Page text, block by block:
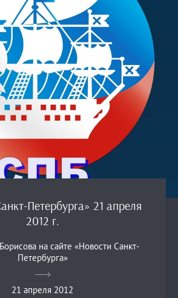
Петербурга» 21 апреля
2012 г.
на сайте «Новости Санкт-
Петербурга»
21 апреля 2012